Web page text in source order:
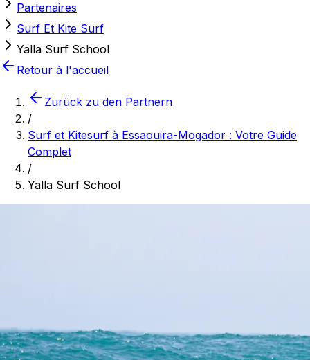
Partenaires
Surf Et Kite Surf
Yalla Surf School
Retour à l'accueil
Zurück zu den Partnern
/
Surf et Kitesurf à Essaouira-Mogador : Votre Guide
Complet
/
Yalla Surf School